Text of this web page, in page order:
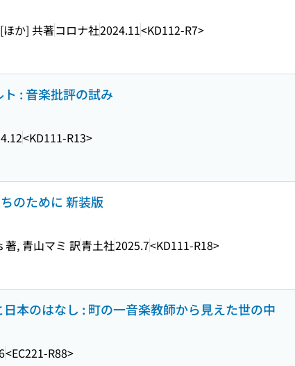
か] 共著コロナ社2024.11<KD112-R7>
: 音楽批評の試み
<KD111-R13>
のために 新装版
, 青山マミ 訳青土社2025.7<KD111-R18>
本のはなし : 町の一音楽教師から見えた世の中
<EC221-R88>